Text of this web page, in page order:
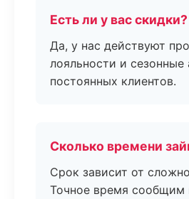
Есть ли у вас скидки?
Да, у нас действуют
лояльности и сезонные
постоянных клиентов.
Сколько времени
Срок зависит от
Точное время сообщим